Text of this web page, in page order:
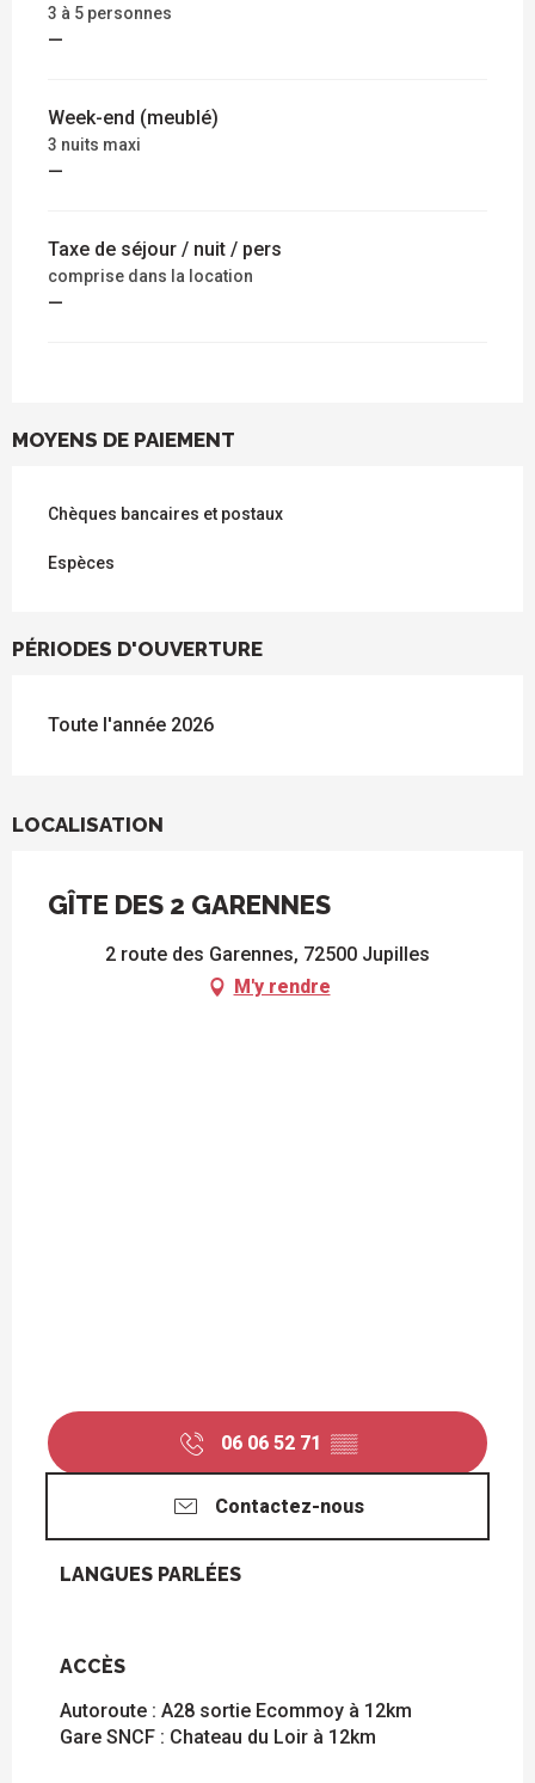
3 à 5 personnes
—
Week-end (meublé)
3 nuits maxi
—
Taxe de séjour / nuit / pers
comprise dans la location
—
MOYENS DE PAIEMENT
Chèques bancaires et postaux
Espèces
PÉRIODES D'OUVERTURE
Toute l'année 2026
LOCALISATION
GÎTE DES 2 GARENNES
2 route des Garennes, 72500 Jupilles
M'y rendre
06 06 52 71 ▒▒
Contactez-nous
LANGUES PARLÉES
LANGUES PARLÉES
ACCÈS
ACCÈS
Autoroute : A28 sortie Ecommoy à 12km
Gare SNCF : Chateau du Loir à 12km